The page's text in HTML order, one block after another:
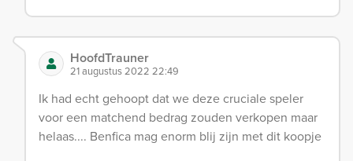
HoofdTrauner
21 augustus 2022 22:49
Ik had echt gehoopt dat we deze cruciale speler
voor een matchend bedrag zouden verkopen maar
helaas.... Benfica mag enorm blij zijn met dit koopje